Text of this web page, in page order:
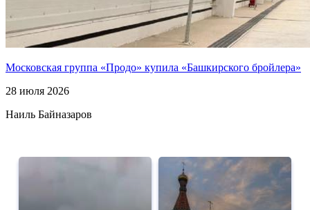
Московская группа «Продо» купила «Башкирского бройлера»
28 июля 2026
Наиль Байназаров